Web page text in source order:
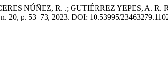
NÚÑEZ, R. .; GUTIÉRREZ YEPES, A. R.
n. 20, p. 53–73, 2023. DOI: 10.53995/